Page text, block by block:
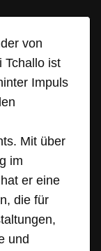
von
Tchallo ist
Impuls
Mit über
im
er eine
die für
und